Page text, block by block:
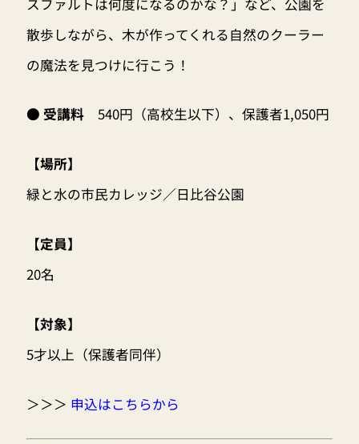
散歩しながら、木が作ってくれる自然のクーラー
の魔法を見つけに行こう！
● 受講料540円（高校生以下）、保護者1,050円
【場所】
緑と水の市民カレッジ／日比谷公園
【定員】
20名
【対象】
5才以上（保護者同伴）
＞＞＞ 申込はこちらから